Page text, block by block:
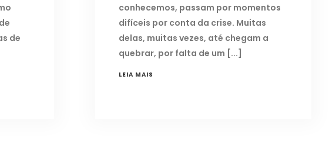
de
conhecemos, passam por momentos
difíceis por conta da crise. Muitas
delas, muitas vezes, até chegam a
quebrar, por falta de um
LEIA MAIS